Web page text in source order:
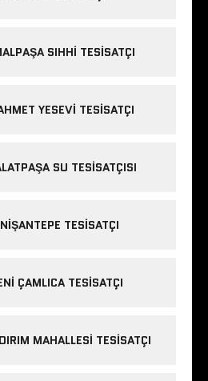
SIHHI TESISATÇI
YESEVI TESISATÇI
SU TESISATÇISI
TESISATÇI
ÇAMLICA TESISATÇI
MAHALLESI TESISATÇI